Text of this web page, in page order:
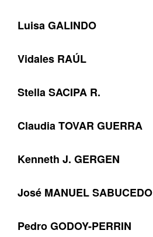
Luisa GALINDO
Vidales RAÚL
Stella SACIPA R.
Claudia TOVAR GUERRA
Kenneth J. GERGEN
José MANUEL SABUCEDO
Pedro GODOY-PERRIN